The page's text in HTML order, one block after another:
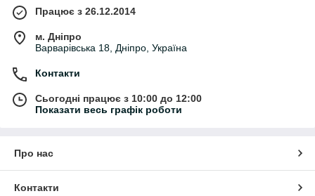
Працює з 26.12.2014
м. Дніпро
Варварівська 18, Дніпро, Україна
Контакти
Сьогодні працює з 10:00 до 12:00
Показати весь графік роботи
Про нас
Контакти